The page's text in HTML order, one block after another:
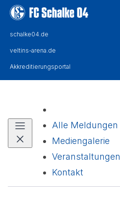
Alle Meldungen
Mediengalerie
Veranstaltungen
Kontakt